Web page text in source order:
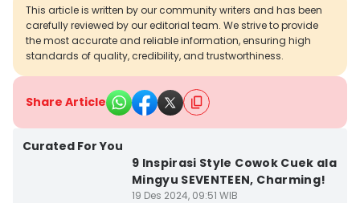
This article is written by our community writers and has been
carefully reviewed by our editorial team. We strive to provide
the most accurate and reliable information, ensuring high
standards of quality, credibility, and trustworthiness.
Share Article
Curated For You
9 Inspirasi Style Cowok Cuek ala
Mingyu SEVENTEEN, Charming!
19 Des 2024, 09:51 WIB